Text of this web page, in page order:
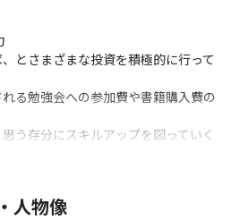
とさまざまな投資を積極的に行って
る勉強会への参加費や書籍購入費の
う存分にスキルアップを図っていく
人物像